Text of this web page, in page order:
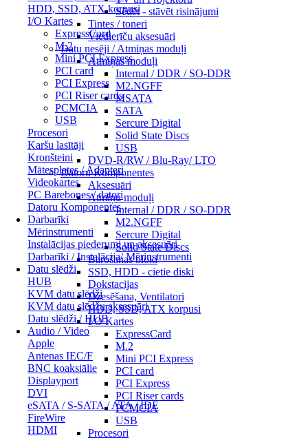
HDD, SSD, ATX korpusi
I/O Kartes
ExpressCard
M.2
Mini PCI Express
PCI card
PCI Express
PCI Riser cards
PCMCIA
USB
Procesori
Karšu lasītāji
Kronšteini
Mātesplates / Adapteri
Videokartes
PC Barebones / datori
Datoru Komponentes
Darbarīki
Mērinstrumenti
Instalācijas piederumi un aksesuāri
Darbarīki / Instalācija/ Mērinstrumenti
Datu slēdži
HUB
KVM datu slēdži
KVM datu slēdžu aksesuāri
Datu slēdži / HUB
Audio / Video
Apple
Antenas IEC/F
BNC koaksiālie
Displayport
DVI
eSATA / S-SATA / ATA / IDE
FireWire
HDMI
Sēdēt - stāvēt risinājumi
Tintes / toneri
Viedierīču aksesuāri
Datu nesēji / Atmiņas moduļi
Atmiņas moduļi
Internal / DDR / SO-DDR
M2.NGFF
MSATA
SATA
Sercure Digital
Solid State Discs
USB
DVD-R/RW / Blu-Ray/ LTO
Datoru Komponentes
Aksesuāri
Atmiņu moduļi
Internal / DDR / SO-DDR
M2.NGFF
Sercure Digital
Solid State Discs
Barošanas bloki
SSD, HDD - cietie diski
Dokstacijas
Dzesēšana, Ventilatori
HDD, SSD, ATX korpusi
I/O Kartes
ExpressCard
M.2
Mini PCI Express
PCI card
PCI Express
PCI Riser cards
PCMCIA
USB
Procesori